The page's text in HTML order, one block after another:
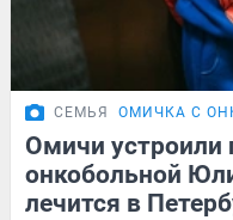
СЕМЬЯ ОМИЧКА С
Омичи устроили
онкобольной
лечится в